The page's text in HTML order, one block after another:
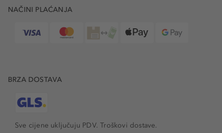
NAČINI PLAĆANJA
BRZA DOSTAVA
Sve cijene uključuju PDV.Troškovi dostave.